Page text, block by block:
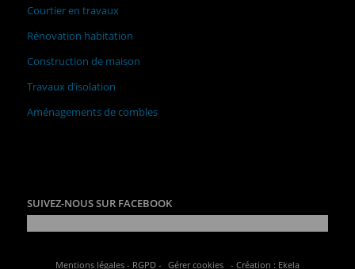
Courtier en travaux
Rénovation habitation
Construction de maison
Travaux d’isolation
Aménagements de combles
SUIVEZ-NOUS SUR FACEBOOK
Mentions légales- RGPD- Gérer cookies - Création : Ekela